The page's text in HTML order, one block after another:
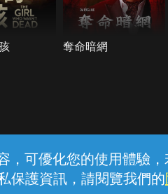
，可優化您的使用體驗
保護資訊，請閱覽我們的
奪命暗網
線上客服
中華電信股份有限公司個人家庭